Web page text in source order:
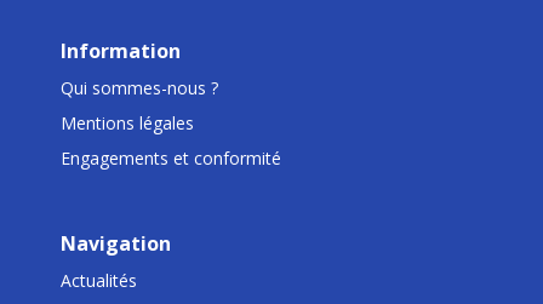
Information
Qui sommes-nous ?
Mentions légales
Engagements et conformité
Navigation
Actualités